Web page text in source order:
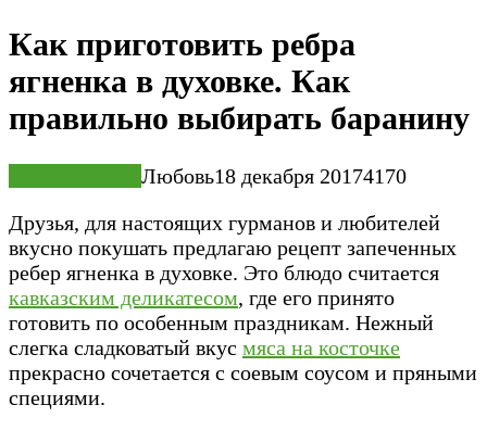
Как приготовить ребра
ягненка в духовке. Как
правильно выбирать баранину
Любовь18 декабря 20174170
Друзья, для настоящих гурманов и любителей
вкусно покушать предлагаю рецепт запеченных
ребер ягненка в духовке. Это блюдо считается
кавказским деликатесом, где его принято
готовить по особенным праздникам. Нежный
слегка сладковатый вкус мяса на косточке
прекрасно сочетается с соевым соусом и пряными
специями.